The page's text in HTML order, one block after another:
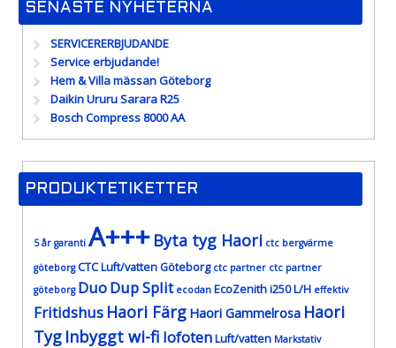
SENASTE NYHETERNA
SERVICERERBJUDANDE
Service erbjudande!
Hem & Villa mässan Göteborg
Daikin Ururu Sarara R25
Bosch Compress 8000 AA
PRODUKTETIKETTER
5 år garanti A+++ Byta tyg Haori ctc bergvärme
göteborg CTC Luft/vatten Göteborg ctc partner ctc partner
göteborg DuoDup Split ecodan EcoZenith i250 L/H effektiv
Fritidshus Haori Färg Haori Gammelrosa Haori
Tyg Inbyggt wi-fi lofotenLuft/vatten Markstativ